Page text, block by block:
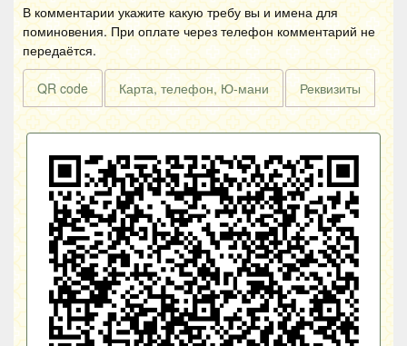
В комментарии укажите какую требу вы и имена для
поминовения. При оплате через телефон комментарий не
передаётся.
QR code Карта, телефон, Ю-мани Реквизиты